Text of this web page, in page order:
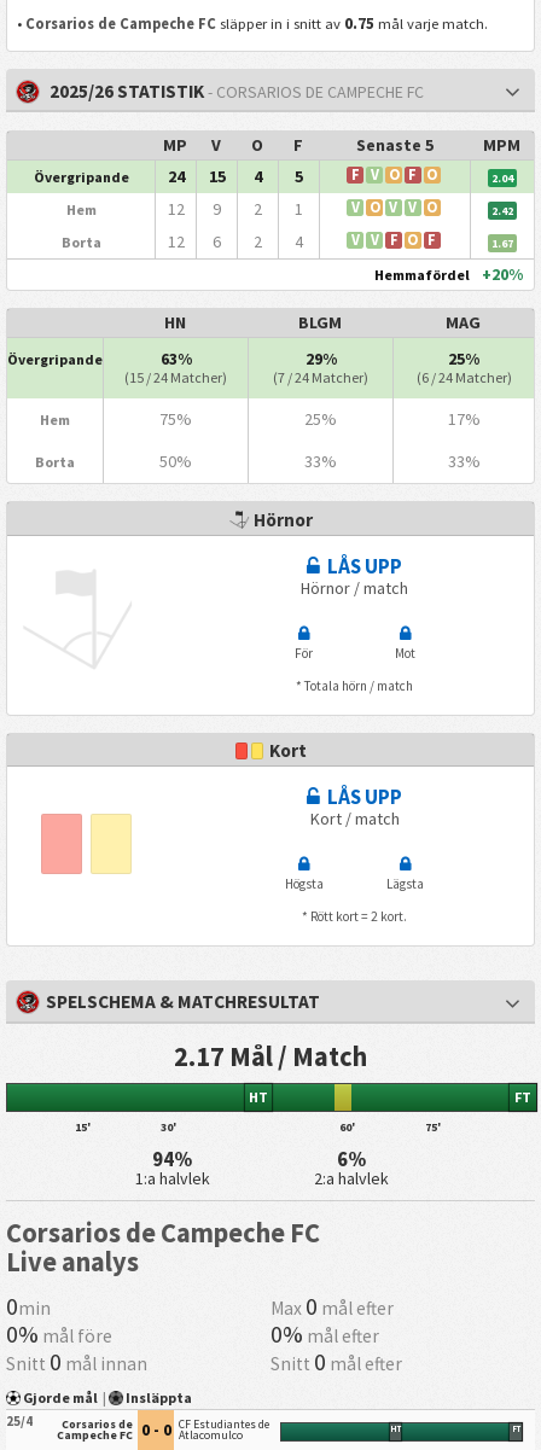
• Corsarios de Campeche FC släpper in i snitt av 0.75 mål varje match.
2025/26 STATISTIK- CORSARIOS DE CAMPECHE FC
MP V O F Senaste 5 MPM
Övergripande 24 15 4 5 F V O F O 2.04
Hem 12 9 2 1 V O V V O 2.42
Borta 12 6 2 4 V V F O F 1.67
Hemmafördel +20%
HN BLGM MAG
Övergripande 63%
(15 / 24 Matcher)
29%
(7 / 24 Matcher)
25%
(6 / 24 Matcher)
Hem 75% 25% 17%
Borta 50% 33% 33%
Hörnor
LÅS UPP
Hörnor / match
För
Mot
* Totala hörn / match
Kort
LÅS UPP
Kort / match
Högsta
Lägsta
* Rött kort = 2 kort.
SPELSCHEMA & MATCHRESULTAT
2.17 Mål / Match
15' 30'
HT
60' 75'
FT
94%
1:a halvlek
6%
2:a halvlek
Corsarios de Campeche FC
Live analys
0min Max 0 mål efter
0% mål före 0% mål efter
Snitt 0 mål innan Snitt 0 mål efter
Gjorde mål | Insläppta
25/4 Corsarios de
Campeche FC 0 - 0 CF Estudiantes de
Atlacomulco HT FT